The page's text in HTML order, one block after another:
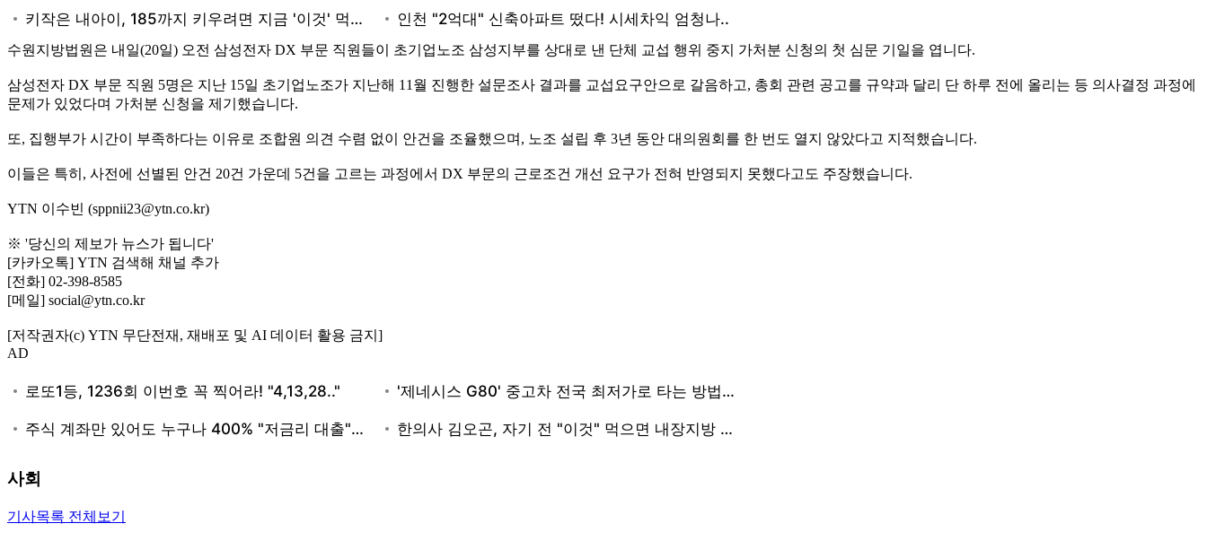
수원지방법원은 내일(20일) 오전 삼성전자 DX 부문 직원들이 초기업노조 삼성지부를 상대로 낸 단체 교섭 행위 중지 가처분 신청의 첫 심문 기일을 엽니다.
삼성전자 DX 부문 직원 5명은 지난 15일 초기업노조가 지난해 11월 진행한 설문조사 결과를 교섭요구안으로 갈음하고, 총회 관련 공고를 규약과 달리 단 하루 전에 올리는 등 의사결정 과정에
문제가 있었다며 가처분 신청을 제기했습니다.
또, 집행부가 시간이 부족하다는 이유로 조합원 의견 수렴 없이 안건을 조율했으며, 노조 설립 후 3년 동안 대의원회를 한 번도 열지 않았다고 지적했습니다.
이들은 특히, 사전에 선별된 안건 20건 가운데 5건을 고르는 과정에서 DX 부문의 근로조건 개선 요구가 전혀 반영되지 못했다고도 주장했습니다.
YTN 이수빈 (sppnii23@ytn.co.kr)
※ '당신의 제보가 뉴스가 됩니다'
[카카오톡] YTN 검색해 채널 추가
[전화] 02-398-8585
[메일] social@ytn.co.kr
[저작권자(c) YTN 무단전재, 재배포 및 AI 데이터 활용 금지]
AD
사회
기사목록 전체보기